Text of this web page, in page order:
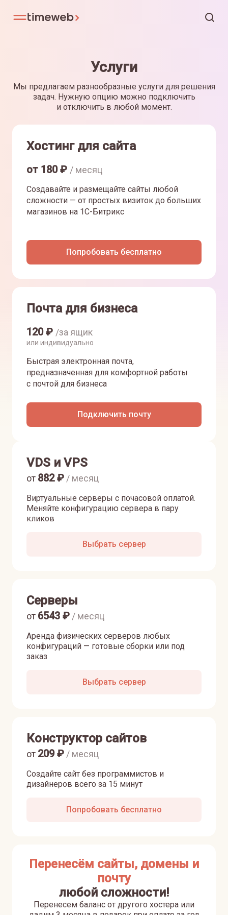
Услуги
Мы предлагаем разнообразные услуги для решения
задач. Нужную опцию можно подключить
и отключить в любой момент.
Хостинг для сайта
от 180₽ / месяц
Создавайте и размещайте сайты любой
сложности — от простых визиток до больших
магазинов на 1С-Битрикс
Попробовать бесплатно
Почта для бизнеса
120₽ /за ящик
или индивидуально
Быстрая электронная почта,
предназначенная для комфортной работы
с почтой для бизнеса
Подключить почту
VDS и VPS
Виртуальные серверы с почасовой оплатой.
Меняйте конфигурацию сервера в пару
кликов
от 882₽ / месяц
Выбрать сервер
Серверы
Аренда физических серверов любых
конфигураций — готовые сборки или под
заказ
от 6543 ₽ / месяц
Выбрать сервер
Конструктор сайтов
Создайте сайт без программистов и
дизайнеров всего за 15 минут
от 209₽ / месяц
Попробовать бесплатно
Перенесём сайты, домены и
почту
любой сложности!
Перенесем баланс от другого хостера или